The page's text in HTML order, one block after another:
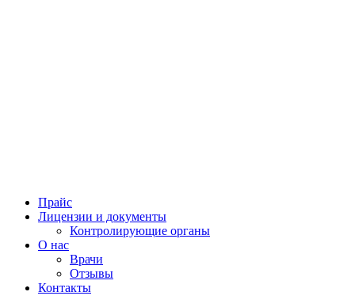
Прайс
Лицензии и документы
Контролирующие органы
О нас
Врачи
Отзывы
Контакты